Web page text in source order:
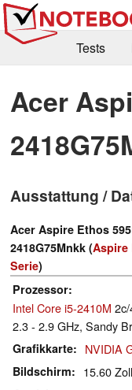
Tests
Kaufberatung
Forum
Acer
Ausstattung /
Acer Aspire Ethos
2418G75Mnkk (Aspire
Serie)
Prozessor
Intel Core i5-2410M
2.3 - 2.9 GHz, Sandy
Grafikkarte NVIDIA
Bildschirm 15.60